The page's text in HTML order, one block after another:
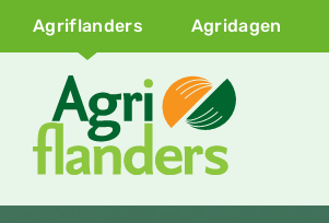
Agriflanders Agridagen